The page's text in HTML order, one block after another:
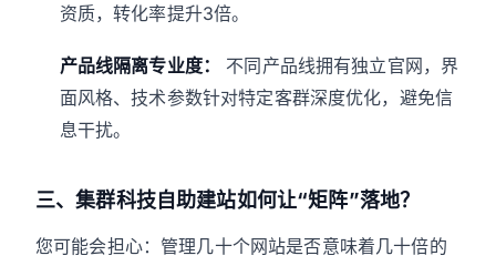
资质，转化率提升3倍。
产品线隔离专业度：
不同产品线拥有独立官网，界
面风格、技术参数针对特定客群深度优化，避免信
息干扰。
三、集群科技自助建站如何让“矩阵”落地？
您可能会担心：管理几十个网站是否意味着几十倍的